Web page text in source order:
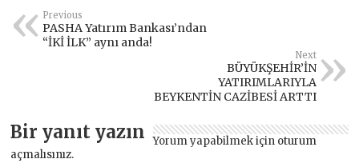
Previous
PASHA Yatırım Bankası’ndan
“İKİ İLK” aynı anda!
Next
BÜYÜKŞEHİR’İN
YATIRIMLARIYLA
BEYKENTİN CAZİBESİ ARTTI
Bir yanıt yazın Yorum yapabilmek için oturum
açmalısınız.